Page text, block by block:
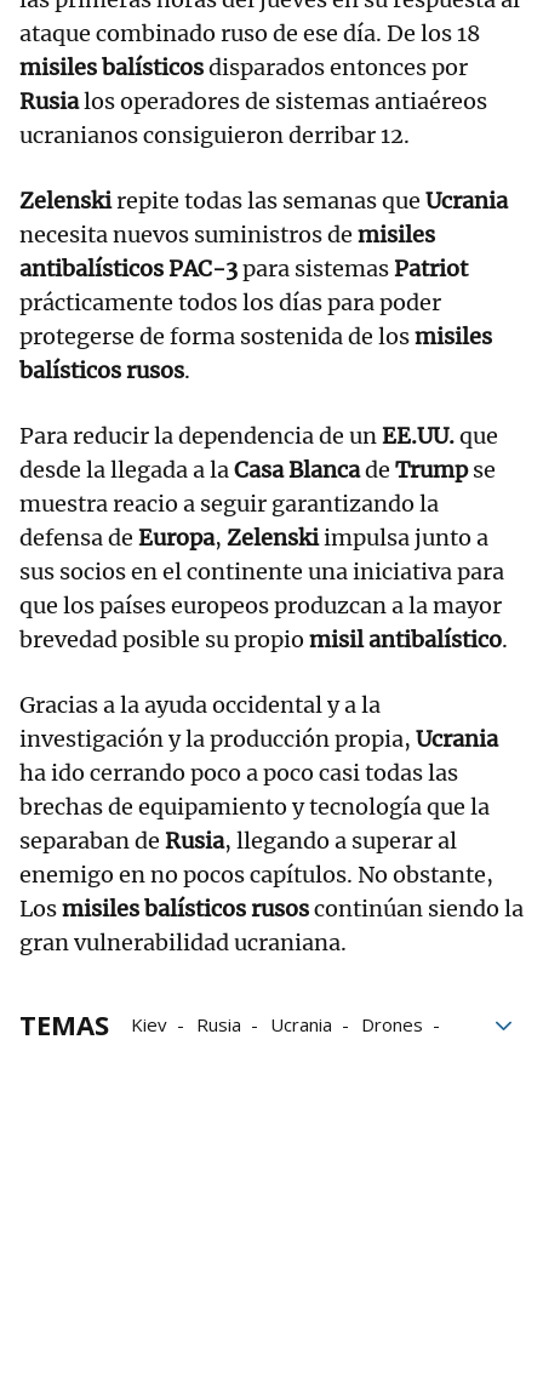
ataque combinado ruso de ese día. De los 18
misiles balísticosdisparados entonces por
Rusialos operadores de sistemas antiaéreos
ucranianos consiguieron derribar 12.
Zelenskirepite todas las semanas que Ucrania
necesita nuevos suministros de misiles
antibalísticos PAC-3para sistemasPatriot
prácticamente todos los días para poder
protegerse de forma sostenida de losmisiles
balísticos rusos.
Para reducir la dependencia de unEE.UU.que
desde la llegada a laCasa Blancade Trumpse
muestra reacio a seguir garantizando la
defensa de Europa, Zelenskiimpulsa junto a
sus socios en el continente una iniciativa para
que los países europeos produzcan a la mayor
brevedad posible su propio misil antibalístico.
Gracias a la ayuda occidental y a la
investigación y la producción propia, Ucrania
ha ido cerrando poco a poco casi todas las
brechas de equipamiento y tecnología que la
separaban de Rusia, llegando a superar al
enemigo en no pocos capítulos. No obstante,
Losmisiles balísticos rusoscontinúan siendo la
gran vulnerabilidad ucraniana.
TEMAS Kiev Rusia Ucrania
Drones